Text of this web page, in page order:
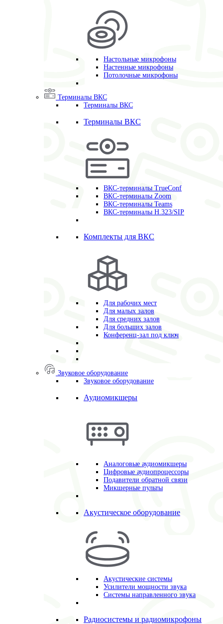
Настольные микрофоны
Настенные микрофоны
Потолочные микрофоны
Терминалы ВКС
Терминалы ВКС
Терминалы ВКС
ВКС-терминалы TrueConf
ВКС-терминалы Zoom
ВКС-терминалы Teams
ВКС-терминалы H.323/SIP
Комплекты для ВКС
Для рабочих мест
Для малых залов
Для средних залов
Для больших залов
Конференц-зал под ключ
Звуковое оборудование
Звуковое оборудование
Аудиомикшеры
Аналоговые аудиомикшеры
Цифровые аудиопроцессоры
Подавители обратной связи
Микшерные пульты
Акустическое оборудование
Акустические системы
Усилители мощности звука
Системы направленного звука
Радиосистемы и радиомикрофоны